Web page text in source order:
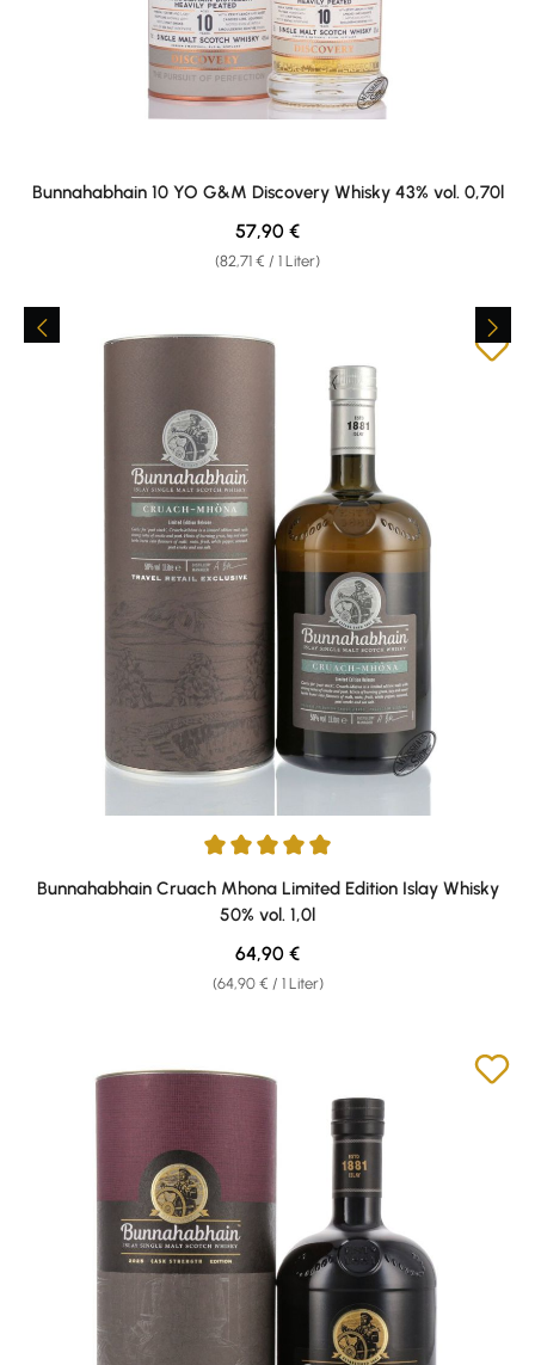
Bunnahabhain 10 YO G&M Discovery Whisky 43% vol. 0,70l
(82,71 € / 1 Liter)
Regulärer Preis:
57,90 €
Durchschnittliche Bewertung von 4.88 von 5 Sternen
Bunnahabhain Cruach Mhona Limited Edition Islay Whisky
50% vol. 1,0l
(64,90 € / 1 Liter)
Regulärer Preis:
64,90 €